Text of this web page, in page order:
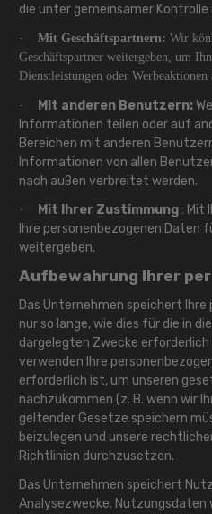
die unter gemeinsamer
· Mit Geschäftspartnern: Wir
Geschäftspartner weitergeben, um
Dienstleistungen oder Werbeaktionen
· Mit anderen Benutzern:
Informationen teilen oder auf
Bereichen mit anderen
Informationen von allen
nach außen verbreitet werden.
· Mit Ihrer Zustimmung : Mit
Ihre personenbezogenen Daten
weitergeben.
Aufbewahrung Ihrer
Das Unternehmen speichert
nur so lange, wie dies für die in
dargelegten Zwecke erforderlich
verwenden Ihre
erforderlich ist, um unseren
nachzukommen (z. B. wenn wir
geltender Gesetze speichern
beizulegen und unsere
Richtlinien durchzusetzen.
Das Unternehmen speichert
Analysezwecke.